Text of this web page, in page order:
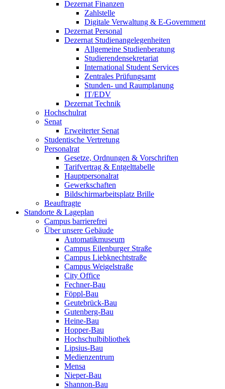
Dezernat Finanzen
Zahlstelle
Digitale Verwaltung & E-Government
Dezernat Personal
Dezernat Studienangelegenheiten
Allgemeine Studienberatung
Studierendensekretariat
International Student Services
Zentrales Prüfungsamt
Stunden- und Raumplanung
IT/EDV
Dezernat Technik
Hochschulrat
Senat
Erweiterter Senat
Studentische Vertretung
Personalrat
Gesetze, Ordnungen & Vorschriften
Tarifvertrag & Entgelttabelle
Hauptpersonalrat
Gewerkschaften
Bildschirmarbeitsplatz Brille
Beauftragte
Standorte & Lageplan
Campus barrierefrei
Über unsere Gebäude
Automatikmuseum
Campus Eilenburger Straße
Campus Liebknechtstraße
Campus Weigelstraße
City Office
Fechner-Bau
Föppl-Bau
Geutebrück-Bau
Gutenberg-Bau
Heine-Bau
Hopper-Bau
Hochschulbibliothek
Lipsius-Bau
Medienzentrum
Mensa
Nieper-Bau
Shannon-Bau